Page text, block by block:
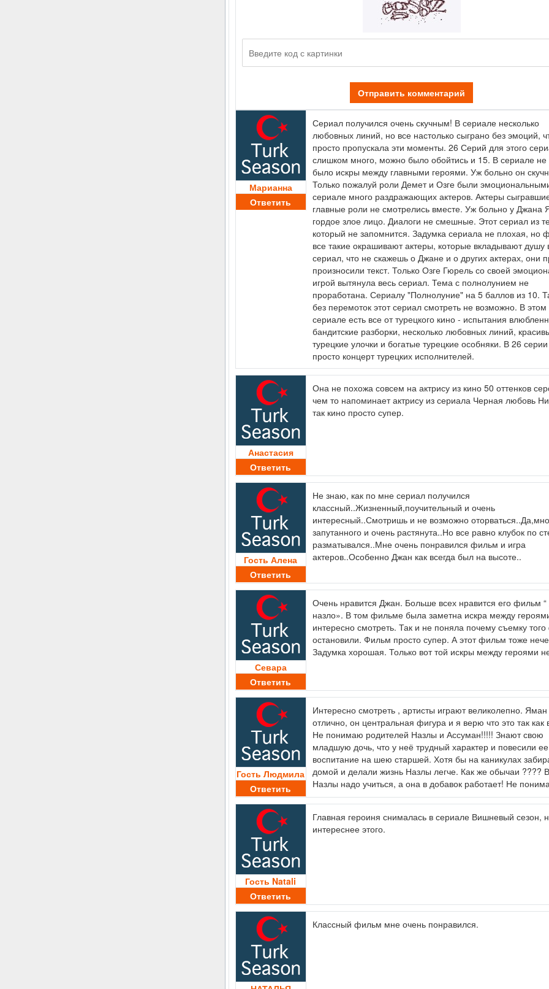
Отправить комментарий
Марианна
Ответить
Сериал получился очень скучным! В сериале несколько
любовных линий, но все настолько сыграно без эмоций,
просто пропускала эти моменты. 26 Серий для этого
слишком много, можно было обойтись и 15. В сериале не
было искры между главными героями. Уж больно он
Только пожалуй роли Демет и Озге были
сериале много раздражающих актеров. Актеры
главные роли не смотрелись вместе. Уж больно у Джана
гордое злое лицо. Диалоги не смешные. Этот сериал из
который не запомнится. Задумка сериала не плохая, но
все такие окрашивают актеры, которые вкладывают душу
сериал, что не скажешь о Джане и о других актерах, они
произносили текст. Только Озге Гюрель со своей
игрой вытянула весь сериал. Тема с полнолунием не
проработана. Сериалу "Полнолуние" на 5 баллов из 10.
без перемоток этот сериал смотреть не возможно. В этом
сериале есть все от турецкого кино - испытания
бандитские разборки, несколько любовных линий,
турецкие улочки и богатые турецкие особняки. В 26 серии
просто концерт турецких исполнителей.
Анастасия
Ответить
Она не похожа совсем на актрису из кино 50 оттенков
чем то напоминает актрису из сериала Черная любовь
так кино просто супер.
Гость Алена
Ответить
Не знаю, как по мне сериал получился
классный..Жизненный,поучительный и очень
интересный..Смотришь и не возможно
запутанного и очень растянута..Но все равно клубок по
разматывался..Мне очень понравился фильм и игра
актеров..Особенно Джан как всегда был на высоте..
Севара
Ответить
Очень нравится Джан. Больше всех нравится его фильм
назло». В том фильме была заметна искра между
интересно смотреть. Так и не поняла почему съемку
остановили. Фильм просто супер. А этот фильм тоже
Задумка хорошая. Только вот той искры между героями
Гость Людмила
Ответить
Интересно смотреть , артисты играют великолепно. Яман
отлично, он центральная фигура и я верю что это так как
Не понимаю родителей Назлы и Ассуман!!!!! Знают свою
младшую дочь, что у неё трудный характер и повесили ее
воспитание на шею старшей. Хотя бы на каникулах
домой и делали жизнь Назлы легче. Как же обычаи ????
Назлы надо учиться, а она в добавок работает! Не
Гость Natali
Ответить
Главная героиня снималась в сериале Вишневый сезон,
интереснее этого.
Классный фильм мне очень понравился.